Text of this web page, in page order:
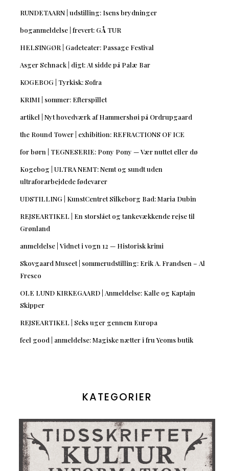
RUNDETAARN | udstilling: Isens brydninger
boganmeldelse | frevert: GÅ TUR
HELSINGØR | Gadeteater: Passage Festival
Asger Schnack | digt: At sidde på Palæ Bar
KOGEBOG | Tyrkisk: Sofra
KRIMI | sommer: Efterspillet
artikel | Nyt hovedværk af Hammershøi på Ordrupgaard
the Round Tower | exhibition: REFRACTIONS OF ICE
for børn | TEGNESERIE: Pony Pony — Vær nuttet eller dø
Kogebog | ULTRA NEMT: Nemt og sundt uden
ultraforarbejdede fødevarer
UDSTILLING | KunstCentret Silkeborg Bad: Maria Dubin
REJSEARTIKEL | En storslået og tankevækkende rejse til
Grønland
anmeldelse | Vidnet i vogn 12 — Historisk krimi
Skovgaard Museet | sommerudstilling: Erik A. Frandsen – Al
Fresco
OLE LUND KIRKEGAARD | Anmeldelse: Kalle og Kaptajn
Skipper
REJSEARTIKEL | Seks uger gennem Europa
feel good | anmeldelse: Magiske nætter i fru Yeoms butik
KATEGORIER